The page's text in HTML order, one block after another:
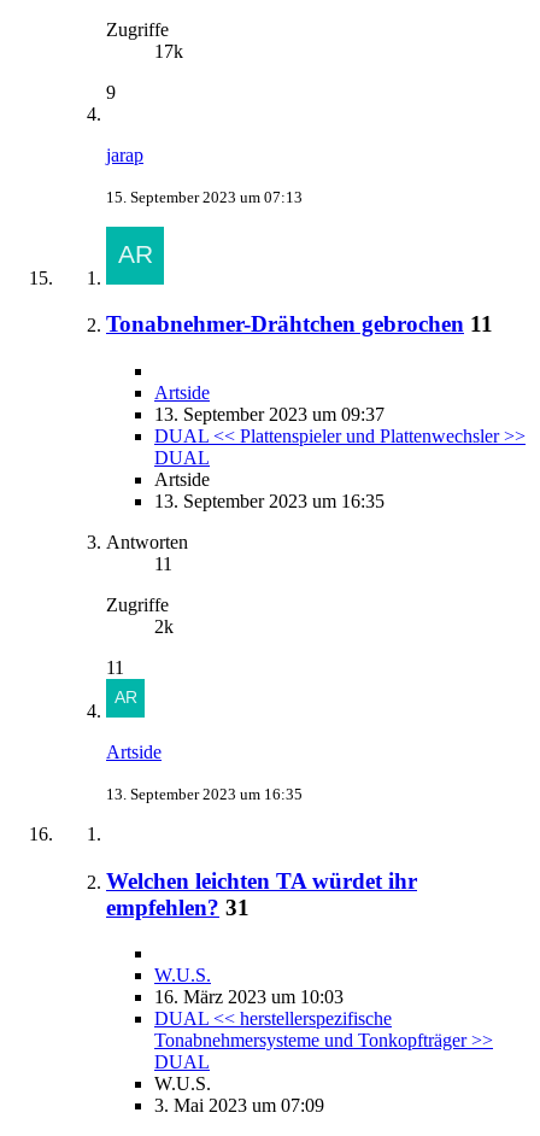
Zugriffe
17k
9
jarap
15. September 2023 um 07:13
Tonabnehmer-Drähtchen gebrochen 11
Artside
13. September 2023 um 09:37
DUAL << Plattenspieler und Plattenwechsler >>
DUAL
Artside
13. September 2023 um 16:35
Antworten
11
Zugriffe
2k
11
Artside
13. September 2023 um 16:35
Welchen leichten TA würdet ihr
empfehlen? 31
W.U.S.
16. März 2023 um 10:03
DUAL << herstellerspezifische
Tonabnehmersysteme und Tonkopfträger >>
DUAL
W.U.S.
3. Mai 2023 um 07:09